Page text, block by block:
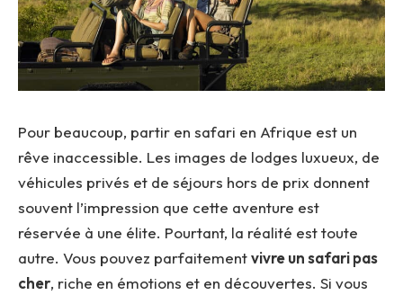
Pour beaucoup, partir en safari en Afrique est un
rêve inaccessible. Les images de lodges luxueux, de
véhicules privés et de séjours hors de prix donnent
souvent l’impression que cette aventure est
réservée à une élite. Pourtant, la réalité est toute
autre. Vous pouvez parfaitementvivre un safari pas
cher, riche en émotions et en découvertes. Si vous